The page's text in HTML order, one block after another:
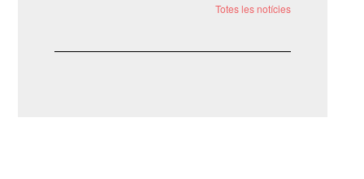
Totes les notícies